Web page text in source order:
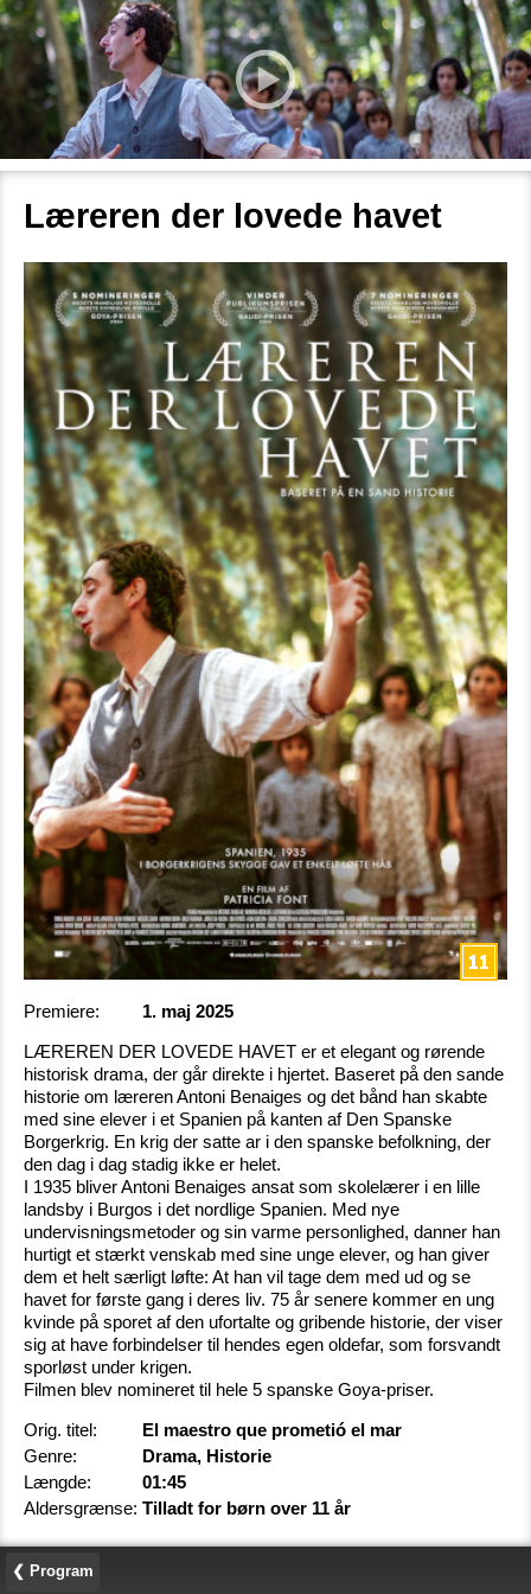
Læreren der lovede havet
Premiere:
1. maj 2025
LÆREREN DER LOVEDE HAVET er et elegant og rørende
historisk drama, der går direkte i hjertet. Baseret på den sande
historie om læreren Antoni Benaiges og det bånd han skabte
med sine elever i et Spanien på kanten af Den Spanske
Borgerkrig. En krig der satte ar i den spanske befolkning, der
den dag i dag stadig ikke er helet.
I 1935 bliver Antoni Benaiges ansat som skolelærer i en lille
landsby i Burgos i det nordlige Spanien. Med nye
undervisningsmetoder og sin varme personlighed, danner han
hurtigt et stærkt venskab med sine unge elever, og han giver
dem et helt særligt løfte: At han vil tage dem med ud og se
havet for første gang i deres liv. 75 år senere kommer en ung
kvinde på sporet af den ufortalte og gribende historie, der viser
sig at have forbindelser til hendes egen oldefar, som forsvandt
sporløst under krigen.
Filmen blev nomineret til hele 5 spanske Goya-priser.
Orig. titel:
El maestro que prometió el mar
Genre:
Drama, Historie
Længde:
01:45
Aldersgrænse: Tilladt for børn over 11 år
❮ Program